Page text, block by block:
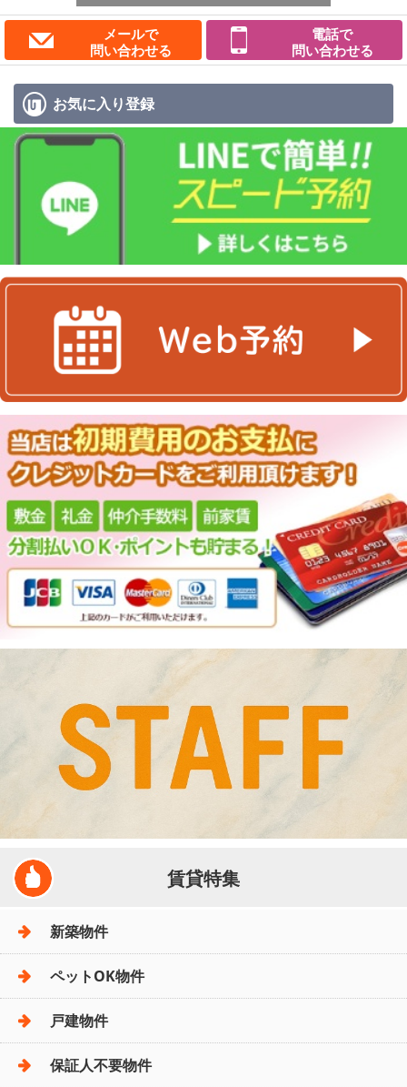
メールで
問い合わせる
電話で
問い合わせる
お気に入り登録
賃貸特集
新築物件
ペットOK物件
戸建物件
保証人不要物件